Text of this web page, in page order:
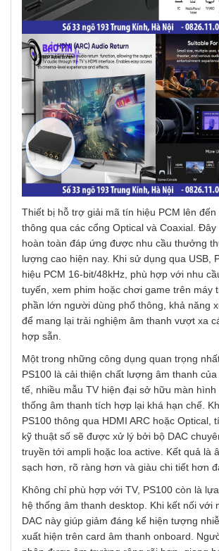
Thiết bị hỗ trợ giải mã tín hiệu PCM lên đến
thông qua các cổng Optical và Coaxial.
hoàn toàn đáp ứng được nhu cầu thưởng
lượng cao hiện nay. Khi sử dụng qua USB,
hiệu PCM 16-bit/48kHz, phù hợp với nhu
tuyến, xem phim hoặc chơi game trên máy
phần lớn người dùng phổ thông, khả năng
để mang lại trải nghiệm âm thanh vượt xa
hợp sẵn.
Một trong những công dụng quan trọng
PS100 là cải thiện chất lượng âm thanh
tế, nhiều mẫu TV hiện đại sở hữu màn
thống âm thanh tích hợp lại khá hạn chế.
PS100 thông qua HDMI ARC hoặc Optical,
kỹ thuật số sẽ được xử lý bởi bộ DAC
truyền tới ampli hoặc loa active. Kết quả là
sạch hơn, rõ ràng hơn và giàu chi tiết hơn
Không chỉ phù hợp với TV, PS100 còn là
hệ thống âm thanh desktop. Khi kết nối với
DAC này giúp giảm đáng kể hiện tượng
xuất hiện trên card âm thanh onboard.